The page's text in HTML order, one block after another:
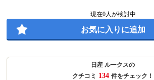
現在0人が検討中
お気に入りに追加
日産 ルークスの
クチコミ 134 件をチェック！